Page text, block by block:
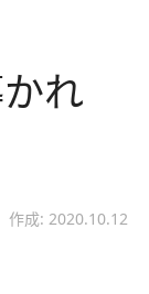
れ
作成: 2020.10.12